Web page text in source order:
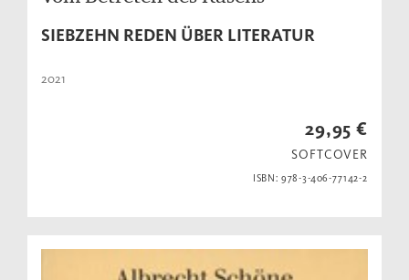
SIEBZEHN REDEN ÜBER LITERATUR
2021
29,95 €
SOFTCOVER
ISBN: 978-3-406-77142-2